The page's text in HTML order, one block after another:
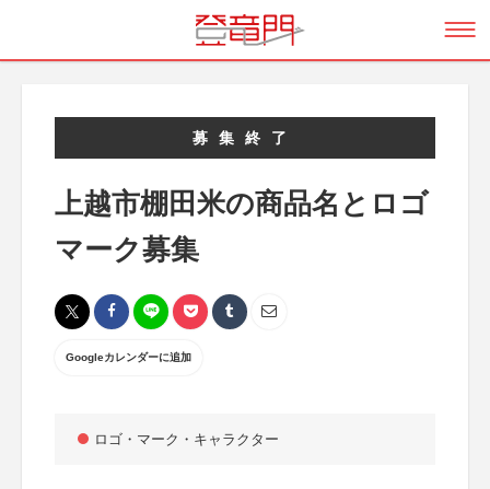
募集終了
上越市棚田米の商品名とロゴ
マーク募集
Googleカレンダーに追加
ロゴ・マーク・キャラクター